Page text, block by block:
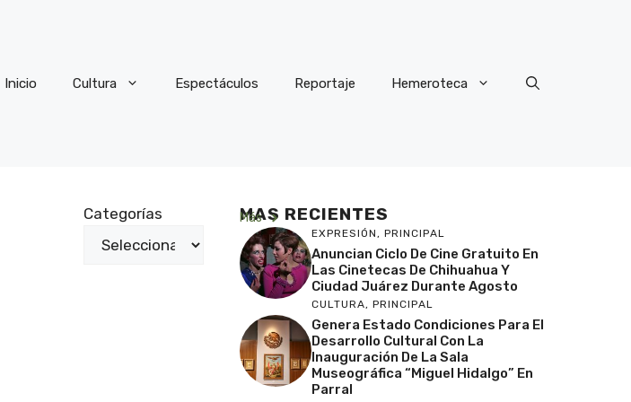
Inicio Cultura Espectáculos Reportaje Hemeroteca
Categorías MAS RECIENTES
Más
EXPRESIÓN, PRINCIPAL
Anuncian Ciclo De Cine Gratuito En
Las Cinetecas De Chihuahua Y
Ciudad Juárez Durante Agosto
CULTURA, PRINCIPAL
Genera Estado Condiciones Para El
Desarrollo Cultural Con La
Inauguración De La Sala
Museográfica “Miguel Hidalgo” En
Parral